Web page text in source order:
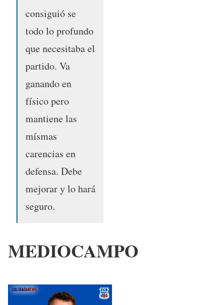
consiguió se
todo lo profundo
que necesitaba el
partido. Va
ganando en
físico pero
mantiene las
mísmas
carencias en
defensa. Debe
mejorar y lo hará
seguro.
MEDIOCAMPO